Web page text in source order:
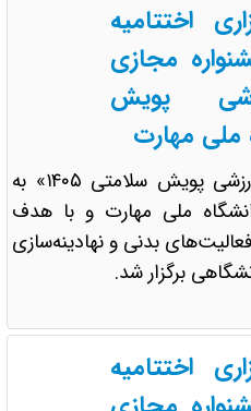
اختتامیه
مجازی
پویش
اختتامیه «جشنواره مجازی ورزشی پویش سلامتی ۱۴۰۵» به
ملی مهارت و با هدف
بدنی و نهادینه‌سازی
برگزار شد.
اختتامیه